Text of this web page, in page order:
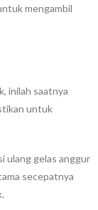
mengambil
inilah saatnya
untuk
ulang gelas anggur
secepatnya